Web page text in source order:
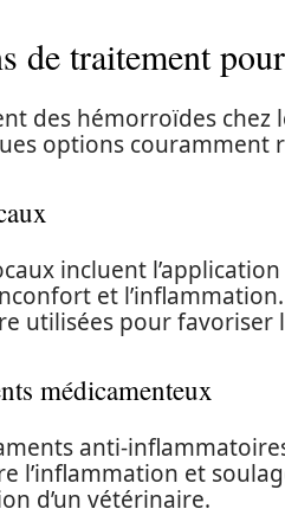
de traitement
des hémorroïdes
options couramment
incluent
et
utilisées pour favoriser
médicamenteux
anti-
l’inflammation et
d’un vétérinaire.